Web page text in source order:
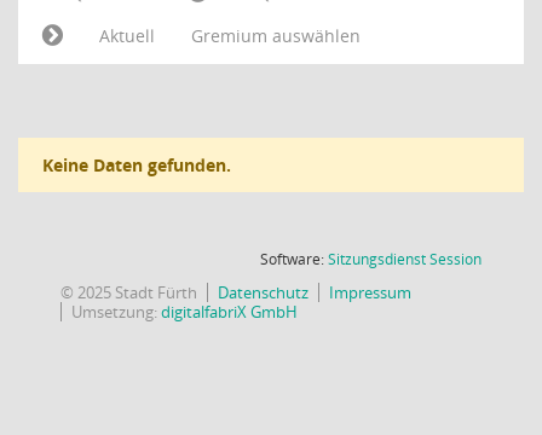
Aktuell
Gremium auswählen
Keine Daten gefunden.
Software:SitzungsdienstSession(Wird in
© 2025 Stadt Fürth Datenschutz
Impressum
Umsetzung:digitalfabriX GmbH